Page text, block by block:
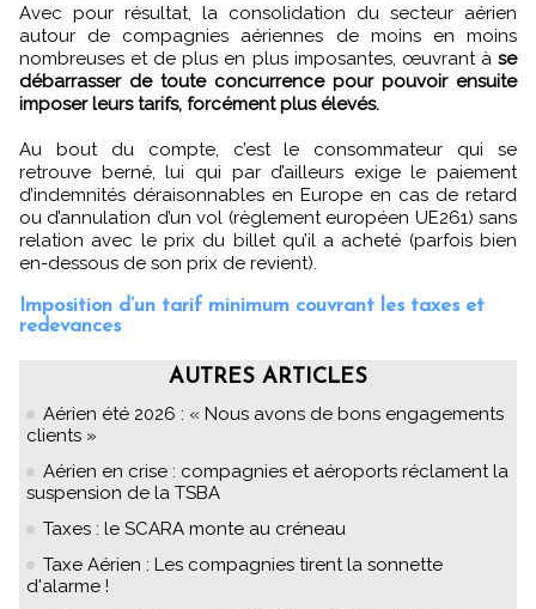
Avec pour résultat, la consolidation du secteur aérien
autour de compagnies aériennes de moins en moins
nombreuses et de plus en plus imposantes, œuvrant à se
débarrasser de toute concurrence pour pouvoir ensuite
imposer leurs tarifs, forcément plus élevés.
Au bout du compte, c’est le consommateur qui se
retrouve berné, lui qui par d’ailleurs exige le paiement
d’indemnités déraisonnables en Europe en cas de retard
ou d’annulation d’un vol (règlement européen UE261) sans
relation avec le prix du billet qu’il a acheté (parfois bien
en-dessous de son prix de revient).
Imposition d’un tarif minimum couvrant les taxes et
redevances
AUTRES ARTICLES
Aérien été 2026 : « Nous avons de bons engagements
clients »
Aérien en crise : compagnies et aéroports réclament la
suspension de la TSBA
Taxes : le SCARA monte au créneau
Taxe Aérien : Les compagnies tirent la sonnette
d'alarme !